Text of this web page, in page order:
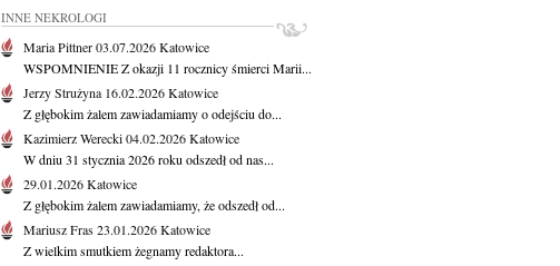
INNE NEKROLOGI
Maria Pittner03.07.2026Katowice
WSPOMNIENIE Z okazji 11 rocznicy śmierci Marii...
Jerzy Strużyna 16.02.2026Katowice
Z głębokim żalem zawiadamiamy o odejściu do...
Kazimierz Werecki04.02.2026Katowice
W dniu 31 stycznia 2026 roku odszedł od nas...
29.01.2026Katowice
Z głębokim żalem zawiadamiamy, że odszedł od...
Mariusz Fras23.01.2026Katowice
Z wielkim smutkiem żegnamy redaktora...